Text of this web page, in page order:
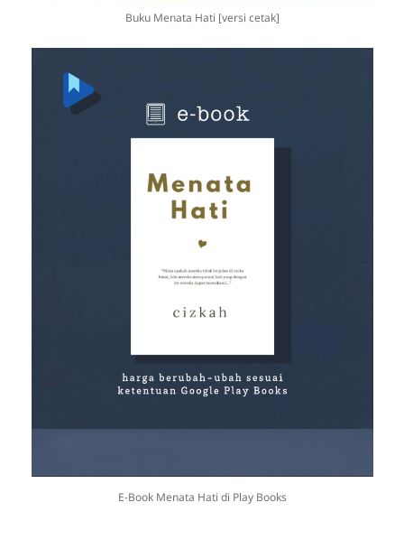
Buku Menata Hati [versi cetak]
E-Book Menata Hati di Play Books